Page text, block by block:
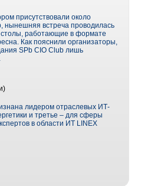
присутствовали около
нынешняя встреча проводилась
столы, работающие в формате
Как пояснили организаторы,
SPb CIO Club лишь
лидером отраслевых ИТ-
и третье – для сферы
в области ИТ LINEX